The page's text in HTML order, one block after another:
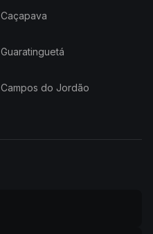
Caçapava
Guaratinguetá
Campos do Jordão